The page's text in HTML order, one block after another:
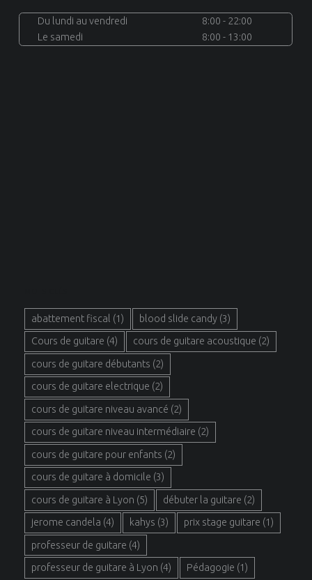
Du lundi au vendredi
8:00 - 22:00
Le samedi
8:00 - 13:00
abattement fiscal (1) blood slide candy(3)
Cours de guitare (4) cours de guitare acoustique (2)
cours de guitare débutants (2)
cours de guitare electrique (2)
cours de guitare niveau avancé (2)
cours de guitare niveau intermédiaire (2)
cours de guitare pour enfants (2)
cours de guitare à domicile (3)
cours de guitare à Lyon (5) débuter la guitare (2)
jerome candela (4) kahys (3) prix stage guitare (1)
professeur de guitare (4)
professeur de guitare à Lyon (4) Pédagogie (1)